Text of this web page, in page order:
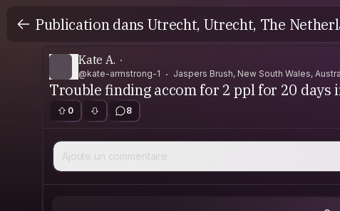
Publication dans Utrecht, Utrecht, The
Kate A.
@kate-armstrong-1 Jaspers Brush, New South Wales,
Trouble finding accom for 2 ppl for 20 days
0 8
Ajoute un commentaire